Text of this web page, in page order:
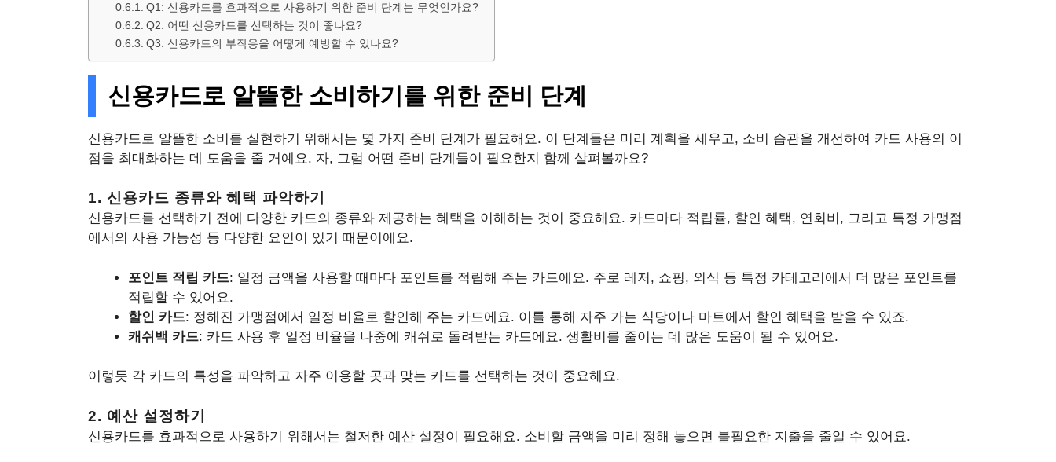
Q1: 신용카드를 효과적으로 사용하기 위한 준비 단계는 무엇인가요?
Q2: 어떤 신용카드를 선택하는 것이 좋나요?
Q3: 신용카드의 부작용을 어떻게 예방할 수 있나요?
신용카드로 알뜰한 소비하기를 위한 준비 단계
신용카드로 알뜰한 소비를 실현하기 위해서는 몇 가지 준비 단계가 필요해요. 이 단계들은 미리 계획을 세우고, 소비 습관을 개선하여 카드 사용의 이
점을 최대화하는 데 도움을 줄 거예요. 자, 그럼 어떤 준비 단계들이 필요한지 함께 살펴볼까요?
1. 신용카드 종류와 혜택 파악하기
신용카드를 선택하기 전에 다양한 카드의 종류와 제공하는 혜택을 이해하는 것이 중요해요. 카드마다 적립률, 할인 혜택, 연회비, 그리고 특정 가맹점
에서의 사용 가능성 등 다양한 요인이 있기 때문이에요.
포인트 적립 카드: 일정 금액을 사용할 때마다 포인트를 적립해 주는 카드에요. 주로 레저, 쇼핑, 외식 등 특정 카테고리에서 더 많은 포인트를
적립할 수 있어요.
할인 카드: 정해진 가맹점에서 일정 비율로 할인해 주는 카드에요. 이를 통해 자주 가는 식당이나 마트에서 할인 혜택을 받을 수 있죠.
캐쉬백 카드: 카드 사용 후 일정 비율을 나중에 캐쉬로 돌려받는 카드에요. 생활비를 줄이는 데 많은 도움이 될 수 있어요.
이렇듯 각 카드의 특성을 파악하고 자주 이용할 곳과 맞는 카드를 선택하는 것이 중요해요.
2. 예산 설정하기
신용카드를 효과적으로 사용하기 위해서는 철저한 예산 설정이 필요해요. 소비할 금액을 미리 정해 놓으면 불필요한 지출을 줄일 수 있어요.